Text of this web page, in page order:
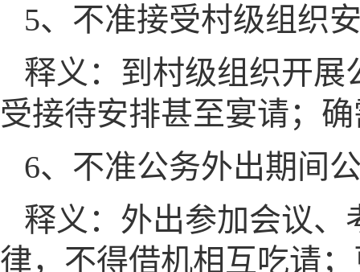
5、不准接受村级组织
释义：到村级组织开
受接待安排甚至宴请；
6、不准公务外出期间
释义：外出参加会议
律，不得借机相互吃请